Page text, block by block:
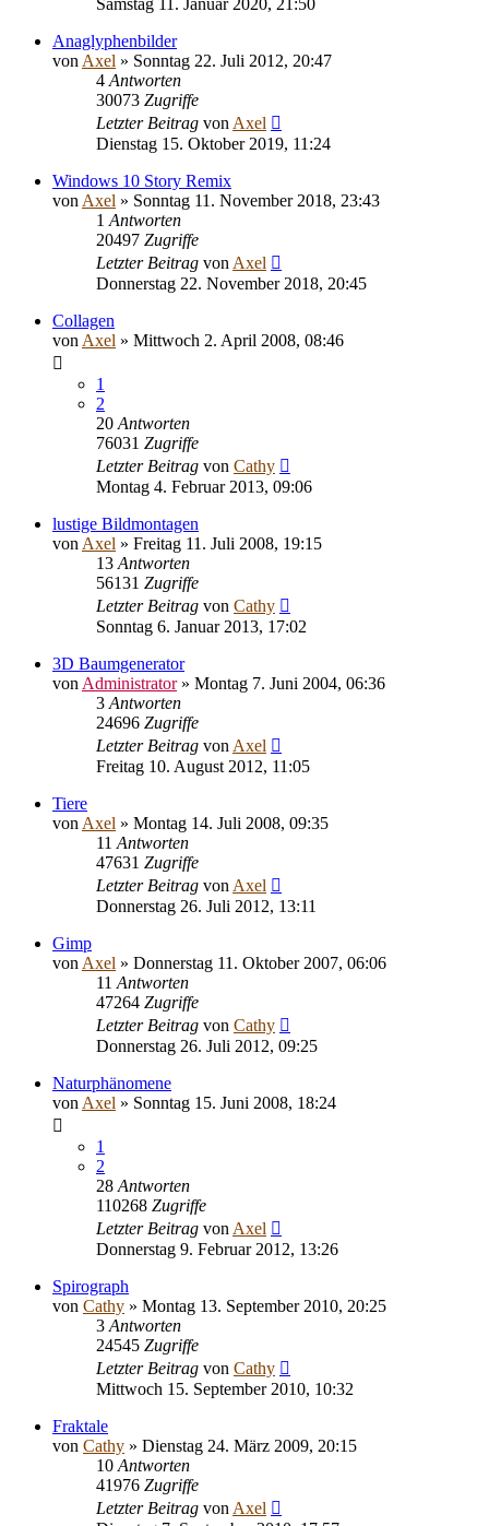
Samstag 11. Januar 2020, 21:50
Anaglyphenbilder
von Axel » Sonntag 22. Juli 2012, 20:47
4 Antworten
30073 Zugriffe
Letzter Beitrag von Axel
Dienstag 15. Oktober 2019, 11:24
Windows 10 Story Remix
von Axel » Sonntag 11. November 2018, 23:43
1 Antworten
20497 Zugriffe
Letzter Beitrag von Axel
Donnerstag 22. November 2018, 20:45
Collagen
von Axel » Mittwoch 2. April 2008, 08:46
1
2
20 Antworten
76031 Zugriffe
Letzter Beitrag von Cathy
Montag 4. Februar 2013, 09:06
lustige Bildmontagen
von Axel » Freitag 11. Juli 2008, 19:15
13 Antworten
56131 Zugriffe
Letzter Beitrag von Cathy
Sonntag 6. Januar 2013, 17:02
3D Baumgenerator
von Administrator» Montag 7. Juni 2004, 06:36
3 Antworten
24696 Zugriffe
Letzter Beitrag von Axel
Freitag 10. August 2012, 11:05
Tiere
von Axel » Montag 14. Juli 2008, 09:35
11 Antworten
47631 Zugriffe
Letzter Beitrag von Axel
Donnerstag 26. Juli 2012, 13:11
Gimp
von Axel » Donnerstag 11. Oktober 2007, 06:06
11 Antworten
47264 Zugriffe
Letzter Beitrag von Cathy
Donnerstag 26. Juli 2012, 09:25
Naturphänomene
von Axel » Sonntag 15. Juni 2008, 18:24
1
2
28 Antworten
110268 Zugriffe
Letzter Beitrag von Axel
Donnerstag 9. Februar 2012, 13:26
Spirograph
von Cathy » Montag 13. September 2010, 20:25
3 Antworten
24545 Zugriffe
Letzter Beitrag von Cathy
Mittwoch 15. September 2010, 10:32
Fraktale
von Cathy » Dienstag 24. März 2009, 20:15
10 Antworten
41976 Zugriffe
Letzter Beitrag von Axel